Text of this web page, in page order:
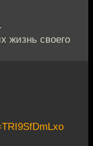
жизнь своего